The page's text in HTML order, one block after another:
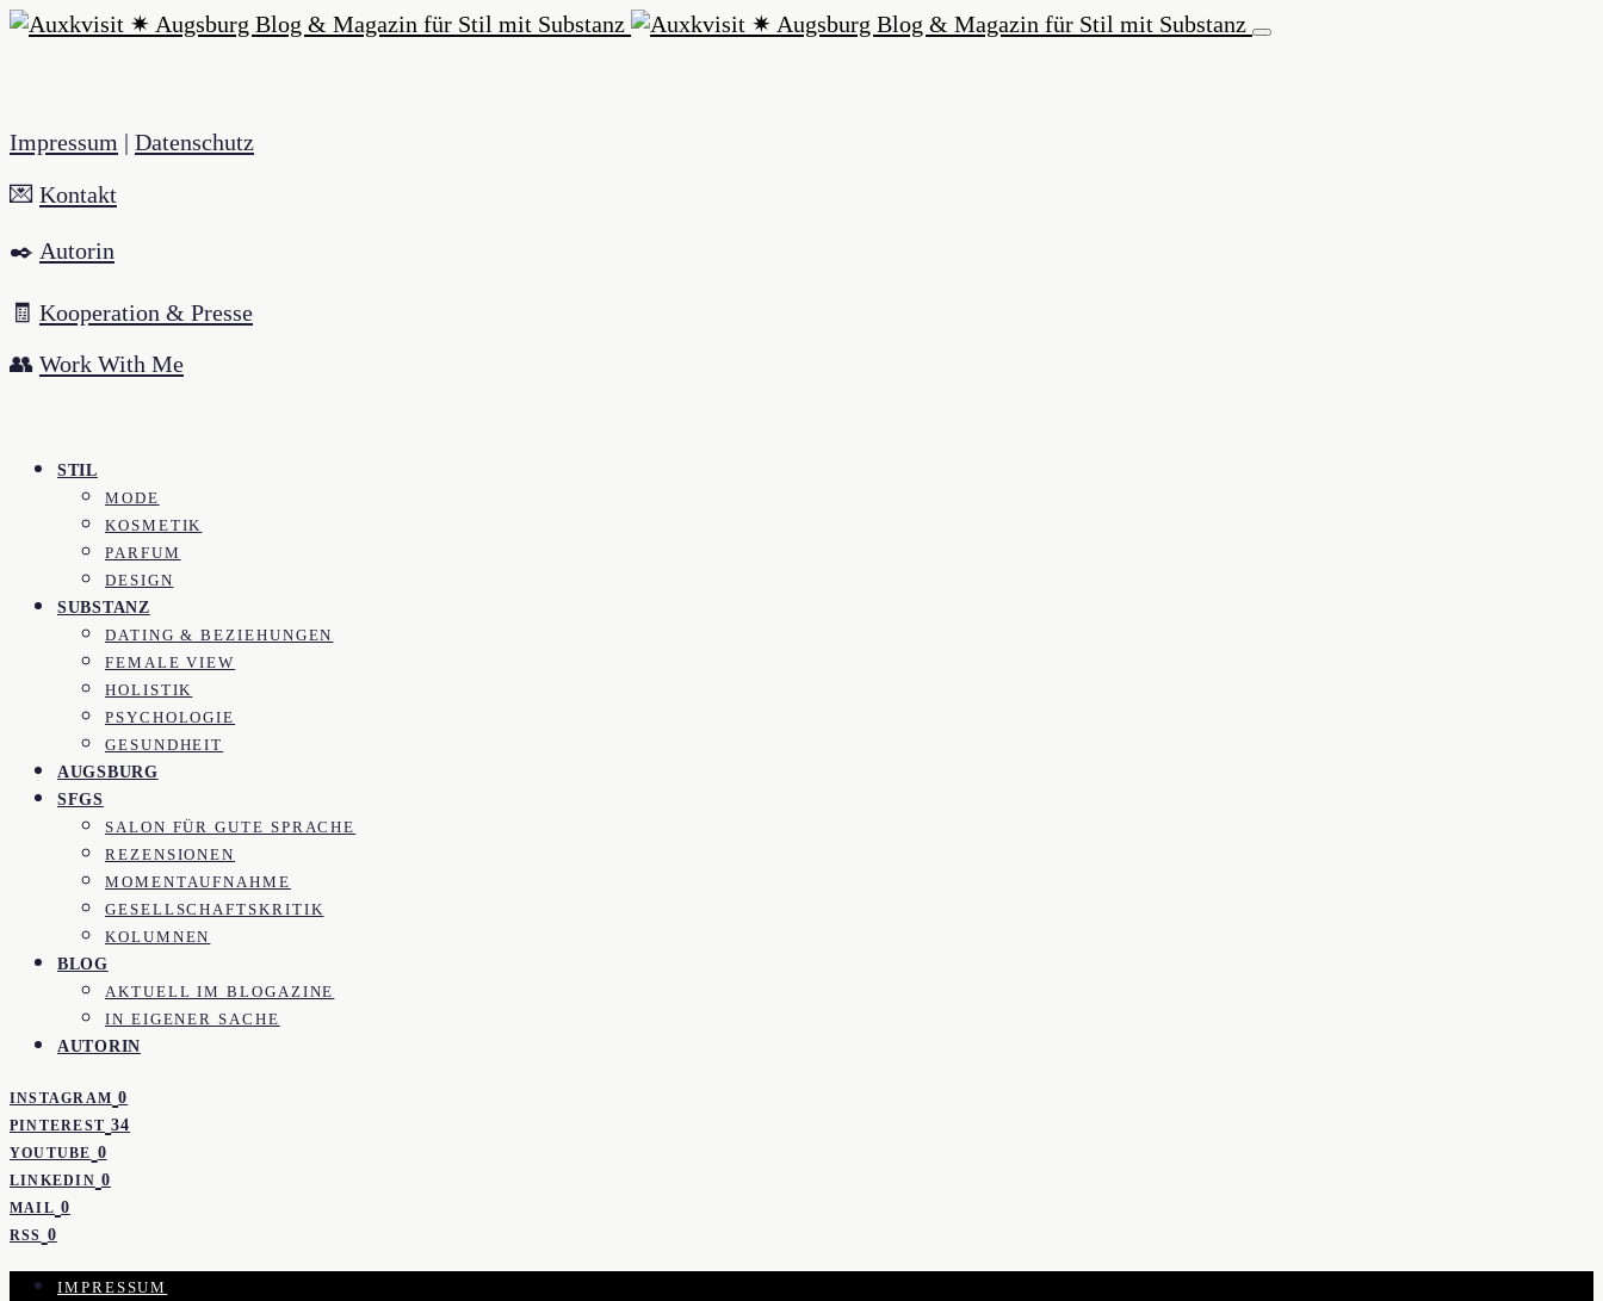
Impressum | Datenschutz
💌 Kontakt
✒️ Autorin
🧾 Kooperation & Presse
👥 Work With Me
STIL
MODE
KOSMETIK
PARFUM
DESIGN
SUBSTANZ
DATING & BEZIEHUNGEN
FEMALE VIEW
HOLISTIK
PSYCHOLOGIE
GESUNDHEIT
AUGSBURG
SFGS
SALON FÜR GUTE SPRACHE
REZENSIONEN
MOMENTAUFNAHME
GESELLSCHAFTSKRITIK
KOLUMNEN
BLOG
AKTUELL IM BLOGAZINE
IN EIGENER SACHE
AUTORIN
INSTAGRAM 0
PINTEREST 34
YOUTUBE 0
LINKEDIN 0
MAIL 0
RSS 0
IMPRESSUM